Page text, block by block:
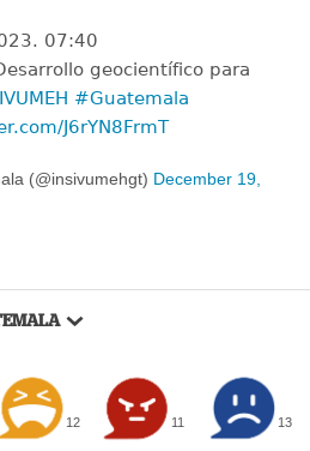
07:40
geocientífico para
#Guatemala
J6rYN8FrmT
(@insivumehgt) December 19,
12 11 13